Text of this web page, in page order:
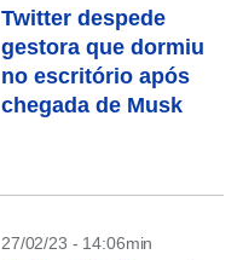
Twitter despede
gestora que dormiu
no escritório após
chegada de Musk
27/02/23 - 14:06min